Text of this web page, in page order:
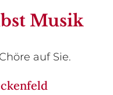
Musik
auf Sie.